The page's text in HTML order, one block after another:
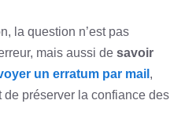
la question n’est pas
mais aussi de savoir
un erratum par mail ,
de préserver la confiance des